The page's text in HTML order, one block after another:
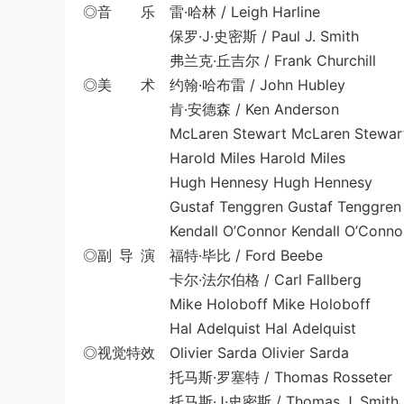
◎音 乐 雷·哈林 / Leigh Harline
保罗·J·史密斯 / Paul J. Smith
弗兰克·丘吉尔 / Frank Churchill
◎美 术 约翰·哈布雷 / John Hubley
肯·安德森 / Ken Anderson
McLaren Stewart McLaren
Harold Miles Harold Miles
Hugh Hennesy Hugh Hennesy
Gustaf Tenggren Gustaf Tenggren
Kendall O’Connor Kendall
◎副 导 演 福特·毕比 / Ford Beebe
卡尔·法尔伯格 / Carl Fallberg
Mike Holoboff Mike Holoboff
Hal Adelquist Hal Adelquist
◎视觉特效 Olivier Sarda Olivier Sarda
托马斯·罗塞特 / Thomas Rosseter